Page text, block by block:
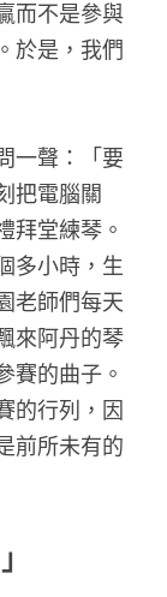
而不是參與
於是，我們
一聲：「要
把電腦關
拜堂練琴。
多小時，生
老師們每天
來阿丹的琴
賽的曲子。
的行列，因
前所未有的